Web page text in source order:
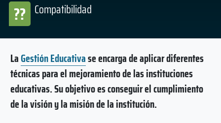
Compatibilidad
??
LaGestión Educativase encarga de aplicar diferentes
técnicas para el mejoramiento de las instituciones
educativas. Su objetivo es conseguir el cumplimiento
de la visión y la misión de la institución.